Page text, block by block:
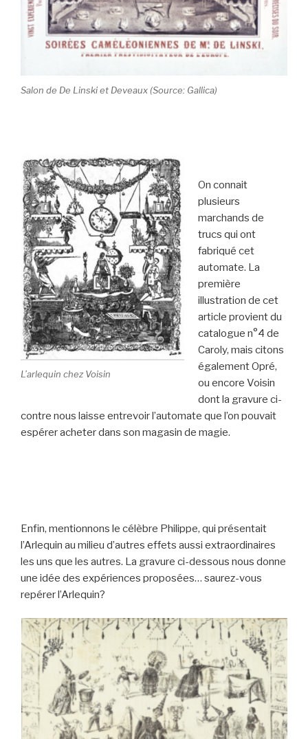
Salon de De Linski et Deveaux (Source: Gallica)
L’arlequin chez Voisin
On connait
plusieurs
marchands de
trucs qui ont
fabriqué cet
automate. La
première
illustration de cet
article provient du
catalogue n°4 de
Caroly, mais citons
également Opré,
ou encore Voisin
dont la gravure ci-
contre nous laisse entrevoir l’automate que l’on pouvait
espérer acheter dans son magasin de magie.
Enfin, mentionnons le célèbre Philippe, qui présentait
l’Arlequin au milieu d’autres effets aussi extraordinaires
les uns que les autres. La gravure ci-dessous nous donne
une idée des expériences proposées… saurez-vous
repérer l’Arlequin?